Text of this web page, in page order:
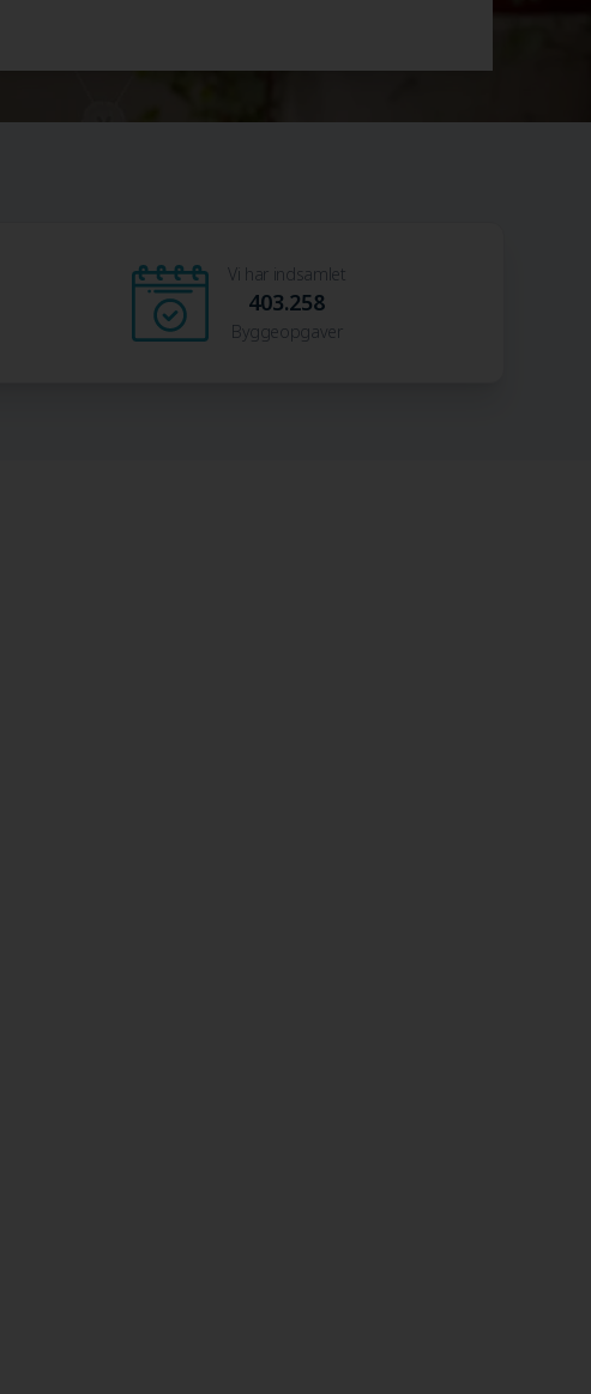
Vi har indsamlet
403.258
Byggeopgaver